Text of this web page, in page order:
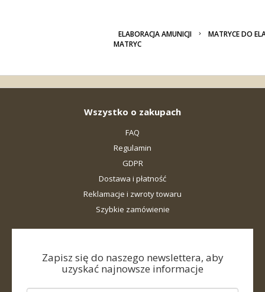
ELABORACJA AMUNICJI
MATRYCE DO
MATRYC
Wszystko o zakupach
FAQ
Regulamin
GDPR
Dostawa i płatność
Reklamacje i zwroty towaru
Szybkie zamówienie
Zapisz się do naszego newslettera, aby
uzyskać najnowsze informacje